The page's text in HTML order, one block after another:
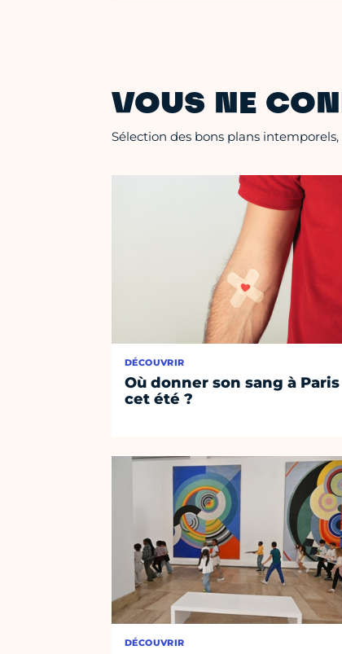
VOUS NE
Sélection des bons plans
DÉCOUVRIR
Où donner son sang à Paris
cet été ?
DÉCOUVRIR